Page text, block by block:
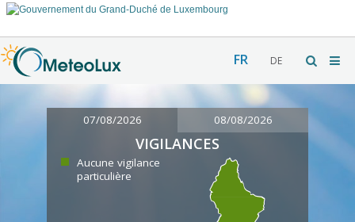
FR DE
07/08/2026 08/08/2026
VIGILANCES
Aucune vigilance
particulière